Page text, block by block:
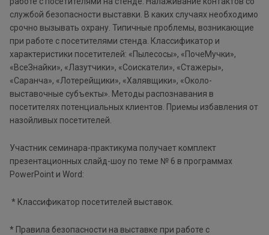
службой безопасности выставки. В каких случаях необходимо
срочно вызывать охрану. Типичные проблемы, возникающие
при работе с посетителями стенда. Классификатор и
характеристики посетителей: «Пылесосы», «ПочеМучки»,
«ВсеЗнайки», «Лазутчики», «Соискатели», «Стажеры»,
«Саранча», «Лотерейщики», «Халявщики», «Около-
выставочные субъекты». Методы распознавания в
посетителях потенциальных клиентов. Приемы избавления от
назойливых посетителей.
Участник семинара-практикума получает комплект
презентационных слайд-шоу по теме № 6 в программах
PowerPoint и Word:
* Классификатор посетителей выставок.
* Правила безопасности на выставке при работе с